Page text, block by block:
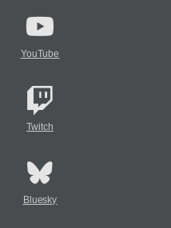
YouTube
Twitch
Bluesky